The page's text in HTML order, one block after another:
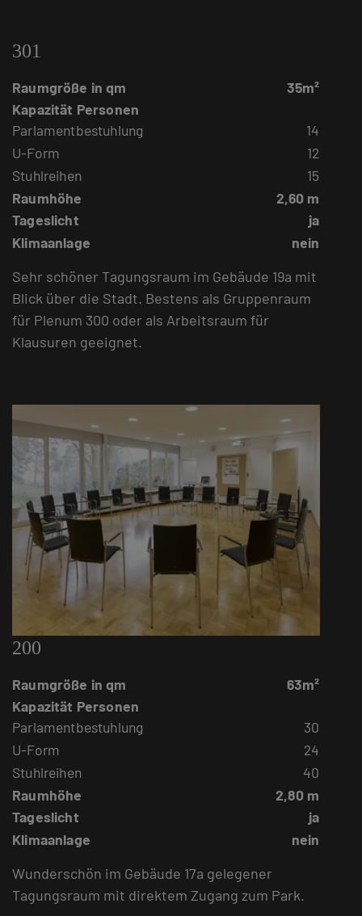
301
Raumgröße in qm
35m²
Kapazität Personen
Parlamentbestuhlung
14
U-Form
12
Stuhlreihen
15
Raumhöhe
2,60 m
Tageslicht
ja
Klimaanlage
nein
Sehr schöner Tagungsraum im Gebäude 19a mit
Blick über die Stadt. Bestens als Gruppenraum
für Plenum 300 oder als Arbeitsraum für
Klausuren geeignet.
200
Raumgröße in qm
63m²
Kapazität Personen
Parlamentbestuhlung
30
U-Form
24
Stuhlreihen
40
Raumhöhe
2,80 m
Tageslicht
ja
Klimaanlage
nein
Wunderschön im Gebäude 17a gelegener
Tagungsraum mit direktem Zugang zum Park.